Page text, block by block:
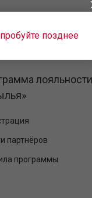
позднее
лояльности
партнёров
программы